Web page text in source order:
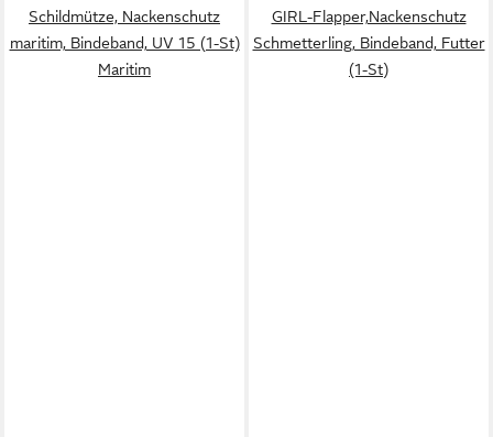
Schildmütze, Nackenschutz
maritim, Bindeband, UV 15 (1-St)
Maritim
GIRL-Flapper,Nackenschutz
Schmetterling, Bindeband, Futter
(1-St)